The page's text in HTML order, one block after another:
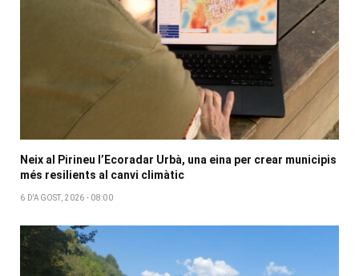
Neix al Pirineu l’Ecoradar Urbà, una eina per crear municipis
més resilients al canvi climàtic
6 D'AGOST, 2026 - 08:00